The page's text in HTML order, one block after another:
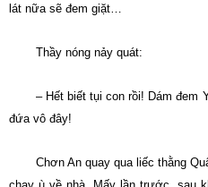
lát nữa sẽ đem giặt…
Thầy nóng nảy quát:
– Hết biết tụi con rồi! Dám đem
đứa vô đây!
Chơn An quay qua liếc thằng